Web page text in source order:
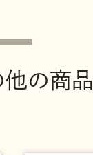
の商品